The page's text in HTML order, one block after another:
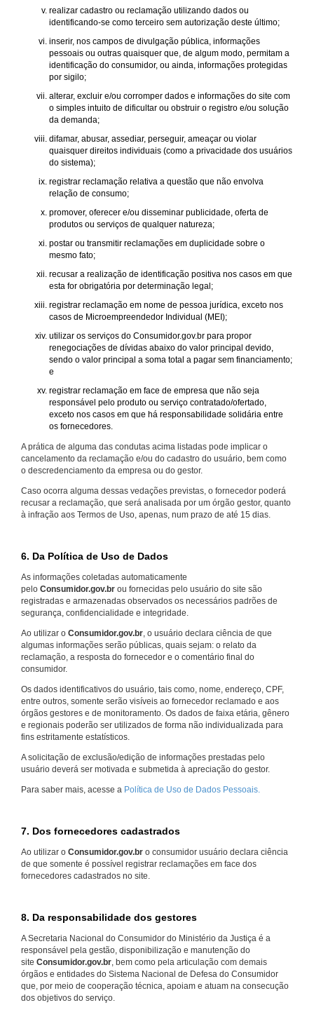
realizar cadastro ou reclamação utilizando dados ou
identificando-se como terceiro sem autorização deste último;
inserir, nos campos de divulgação pública, informações
pessoais ou outras quaisquer que, de algum modo, permitam a
identificação do consumidor, ou ainda, informações protegidas
por sigilo;
alterar, excluir e/ou corromper dados e informações do site com
o simples intuito de dificultar ou obstruir o registro e/ou solução
da demanda;
difamar, abusar, assediar, perseguir, ameaçar ou violar
quaisquer direitos individuais (como a privacidade dos usuários
do sistema);
registrar reclamação relativa a questão que não envolva
relação de consumo;
promover, oferecer e/ou disseminar publicidade, oferta de
produtos ou serviços de qualquer natureza;
postar ou transmitir reclamações em duplicidade sobre o
mesmo fato;
recusar a realização de identificação positiva nos casos em que
esta for obrigatória por determinação legal;
registrar reclamação em nome de pessoa jurídica, exceto nos
casos de Microempreendedor Individual (MEI);
utilizar os serviços do Consumidor.gov.br para propor
renegociações de dívidas abaixo do valor principal devido,
sendo o valor principal a soma total a pagar sem financiamento;
e
registrar reclamação em face de empresa que não seja
responsável pelo produto ou serviço contratado/ofertado,
exceto nos casos em que há responsabilidade solidária entre
os fornecedores.
A prática de alguma das condutas acima listadas pode implicar o
cancelamento da reclamação e/ou do cadastro do usuário, bem como
o descredenciamento da empresa ou do gestor.
Caso ocorra alguma dessas vedações previstas, o fornecedor poderá
recusar a reclamação, que será analisada por um órgão gestor, quanto
à infração aos Termos de Uso, apenas, num prazo de até 15 dias.
6. Da Política de Uso de Dados
As informações coletadas automaticamente
pelo Consumidor.gov.br ou fornecidas pelo usuário do site são
registradas e armazenadas observados os necessários padrões de
segurança, confidencialidade e integridade.
Ao utilizar o Consumidor.gov.br , o usuário declara ciência de que
algumas informações serão públicas, quais sejam: o relato da
reclamação, a resposta do fornecedor e o comentário final do
consumidor.
Os dados identificativos do usuário, tais como, nome, endereço, CPF,
entre outros, somente serão visíveis ao fornecedor reclamado e aos
órgãos gestores e de monitoramento. Os dados de faixa etária, gênero
e regionais poderão ser utilizados de forma não individualizada para
fins estritamente estatísticos.
A solicitação de exclusão/edição de informações prestadas pelo
usuário deverá ser motivada e submetida à apreciação do gestor.
Para saber mais, acesse a Política de Uso de Dados Pessoais.
7. Dos fornecedores cadastrados
Ao utilizar o Consumidor.gov.br o consumidor usuário declara ciência
de que somente é possível registrar reclamações em face dos
fornecedores cadastrados no site.
8. Da responsabilidade dos gestores
A Secretaria Nacional do Consumidor do Ministério da Justiça é a
responsável pela gestão, disponibilização e manutenção do
site Consumidor.gov.br, bem como pela articulação com demais
órgãos e entidades do Sistema Nacional de Defesa do Consumidor
que, por meio de cooperação técnica, apoiam e atuam na consecução
dos objetivos do serviço.